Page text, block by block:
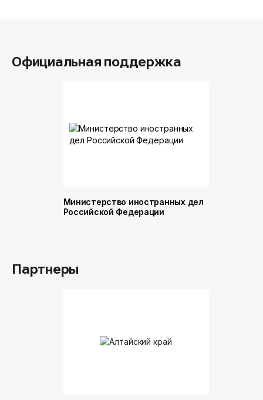
Официальная поддержка
Министерство иностранных дел
Российской Федерации
Партнеры